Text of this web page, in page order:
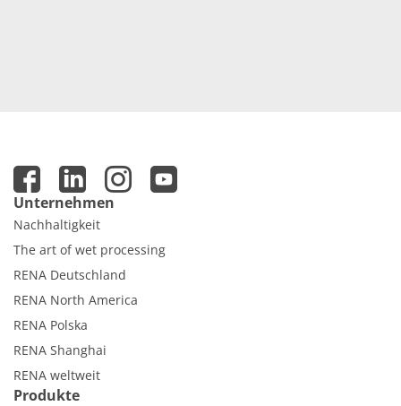
Unternehmen
Nachhaltigkeit
The art of wet processing
RENA Deutschland
RENA North America
RENA Polska
RENA Shanghai
RENA weltweit
Produkte